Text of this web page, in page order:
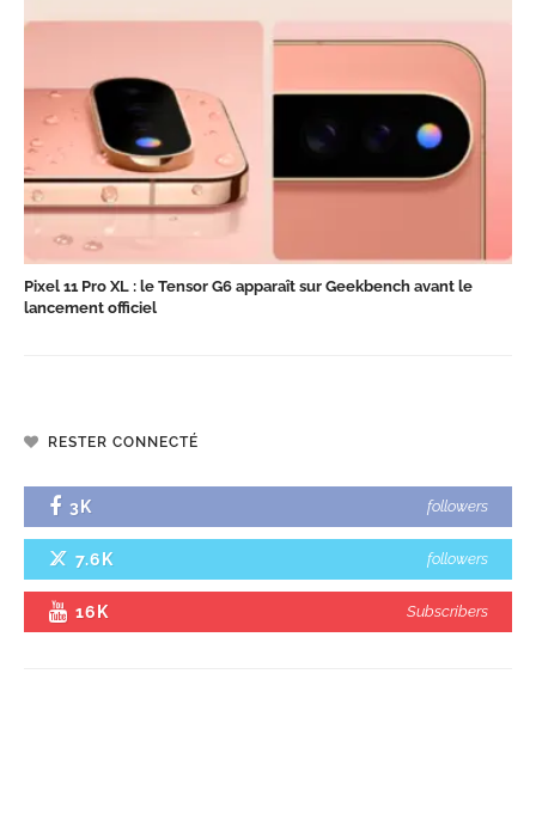
Pixel 11 Pro XL : le Tensor G6 apparaît sur Geekbench avant le
lancement officiel
RESTER CONNECTÉ
3K followers
7.6K followers
16K Subscribers